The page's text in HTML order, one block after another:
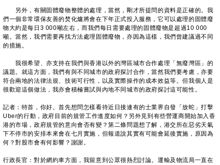
另外，有關固體廢物整體的處理，當然，剛才所提問的資料是正確的。我
們一個非常環保友善的焚化爐將會在下年正式投入服務，它可以處理的固體廢
物大約是每日3 000噸左右，而我們每日需要處理的固體廢物是超過10 000
噸。當然，我們需要再找方法處理固體廢物，亦因為這樣，我們曾建議過不同
的措施。
我很希望、亦支持在我們與香港以外的灣區城市合作處理「無廢灣區」的
議題。就這方面，我們有與不同城市的政府探討合作，當然我們要考慮，亦要
符合兩地的法律法規、技術可行性，以及實際操作的成本效益等。但我個人是
很歡迎這個做法，我亦會積極嘗試與內地不同城市的政府探討這可能性。
記者：特首，你好。首先想問怎樣看待近日接連有的士業界自發「放蛇」打擊
Uber的行動，政府目前的規管工作進度如何？另外見到有些營運商開始加入香
港的市場，政府規管的意向會否有變？第二條問題想了解，港交所在惡劣天氣
下不停市的安排本來會在七月實施，但報道說其實有可能會延後實施，原因為
何？對股市會有何影響？謝謝。
行政長官：對於網約車方面，我留意到公眾很熱烈討論。運輸及物流局一直在